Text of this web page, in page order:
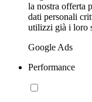
la nostra offerta
dati personali
utilizzi già i loro
Google Ads
Performance